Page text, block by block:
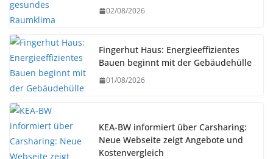
02/08/2026
Fingerhut Haus: Energieeffizientes
Bauen beginnt mit der Gebäudehülle
01/08/2026
KEA-BW informiert über Carsharing:
Neue Webseite zeigt Angebote und
Kostenvergleich